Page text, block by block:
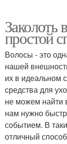
Заколоть
простой
Волосы - это
нашей
их в идеальном
средства для
не можем найти
нам нужно
событием. В
отличный